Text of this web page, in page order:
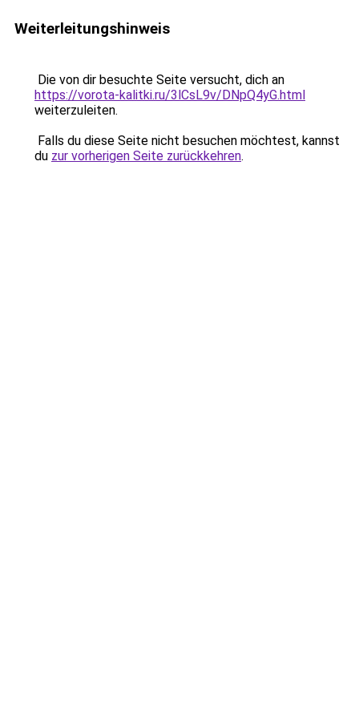
Weiterleitungshinweis
Die von dir besuchte Seite versucht, dich an
https://vorota-kalitki.ru/3lCsL9v/DNpQ4yG.html
weiterzuleiten.
Falls du diese Seite nicht besuchen möchtest, kannst
du zur vorherigen Seite zurückkehren.